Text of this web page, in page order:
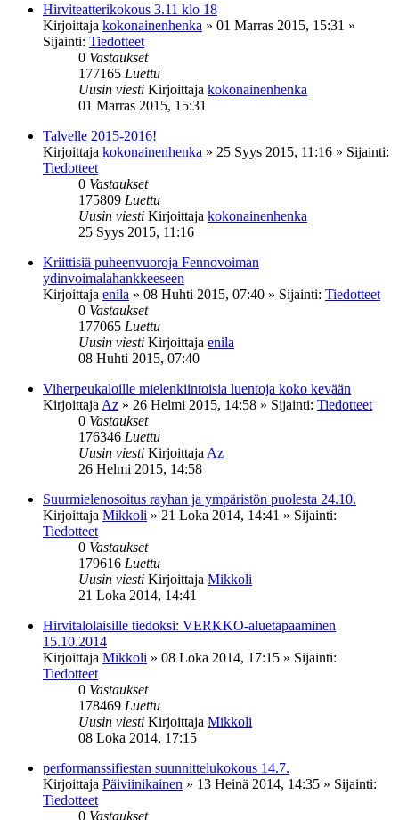
Hirviteatterikokous 3.11 klo 18
Kirjoittaja kokonainenhenka » 01 Marras 2015, 15:31 »
Sijainti: Tiedotteet
0 Vastaukset
177165 Luettu
Uusin viesti Kirjoittaja kokonainenhenka
01 Marras 2015, 15:31
Talvelle 2015-2016!
Kirjoittaja kokonainenhenka » 25 Syys 2015, 11:16 » Sijainti:
Tiedotteet
0 Vastaukset
175809 Luettu
Uusin viesti Kirjoittaja kokonainenhenka
25 Syys 2015, 11:16
Kriittisiä puheenvuoroja Fennovoiman
ydinvoimalahankkeeseen
Kirjoittaja enila » 08 Huhti 2015, 07:40 » Sijainti: Tiedotteet
0 Vastaukset
177065 Luettu
Uusin viesti Kirjoittaja enila
08 Huhti 2015, 07:40
Viherpeukaloille mielenkiintoisia luentoja koko kevään
Kirjoittaja Az » 26 Helmi 2015, 14:58 » Sijainti: Tiedotteet
0 Vastaukset
176346 Luettu
Uusin viesti Kirjoittaja Az
26 Helmi 2015, 14:58
Suurmielenosoitus rayhan ja ympäristön puolesta 24.10.
Kirjoittaja Mikkoli » 21 Loka 2014, 14:41 » Sijainti:
Tiedotteet
0 Vastaukset
179616 Luettu
Uusin viesti Kirjoittaja Mikkoli
21 Loka 2014, 14:41
Hirvitalolaisille tiedoksi: VERKKO-aluetapaaminen
15.10.2014
Kirjoittaja Mikkoli » 08 Loka 2014, 17:15 » Sijainti:
Tiedotteet
0 Vastaukset
178469 Luettu
Uusin viesti Kirjoittaja Mikkoli
08 Loka 2014, 17:15
performanssifiestan suunnittelukokous 14.7.
Kirjoittaja Päiviinikainen » 13 Heinä 2014, 14:35 » Sijainti:
Tiedotteet
0 Vastaukset